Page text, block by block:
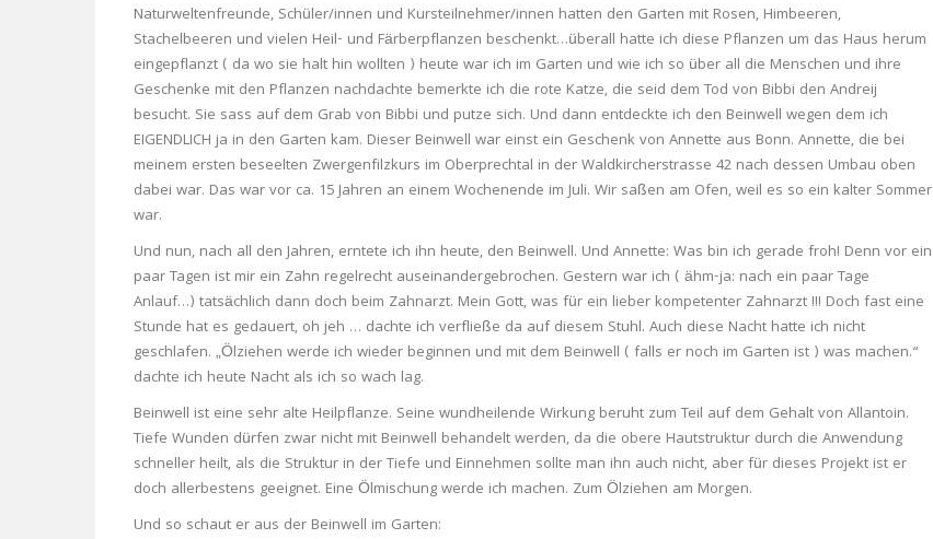
Naturweltenfreunde, Schüler/innen und Kursteilnehmer/innen hatten den Garten mit Rosen, Himbeeren,
Stachelbeeren und vielen Heil- und Färberpflanzen beschenkt…überall hatte ich diese Pflanzen um das Haus herum
eingepflanzt ( da wo sie halt hin wollten ) heute war ich im Garten und wie ich so über all die Menschen und ihre
Geschenke mit den Pflanzen nachdachte bemerkte ich die rote Katze, die seid dem Tod von Bibbi den Andreij
besucht. Sie sass auf dem Grab von Bibbi und putze sich. Und dann entdeckte ich den Beinwell wegen dem ich
EIGENDLICH ja in den Garten kam. Dieser Beinwell war einst ein Geschenk von Annette aus Bonn. Annette, die bei
meinem ersten beseelten Zwergenfilzkurs im Oberprechtal in der Waldkircherstrasse 42 nach dessen Umbau oben
dabei war. Das war vor ca. 15 Jahren an einem Wochenende im Juli. Wir saßen am Ofen, weil es so ein kalter Sommer
war.
Und nun, nach all den Jahren, erntete ich ihn heute, den Beinwell. Und Annette: Was bin ich gerade froh! Denn vor ein
paar Tagen ist mir ein Zahn regelrecht auseinandergebrochen. Gestern war ich ( ähm-ja: nach ein paar Tage
Anlauf…) tatsächlich dann doch beim Zahnarzt. Mein Gott, was für ein lieber kompetenter Zahnarzt !!! Doch fast eine
Stunde hat es gedauert, oh jeh … dachte ich verfließe da auf diesem Stuhl. Auch diese Nacht hatte ich nicht
geschlafen. „Ölziehen werde ich wieder beginnen und mit dem Beinwell ( falls er noch im Garten ist ) was machen.“
dachte ich heute Nacht als ich so wach lag.
Beinwell ist eine sehr alte Heilpflanze. Seine wundheilende Wirkung beruht zum Teil auf dem Gehalt von Allantoin.
Tiefe Wunden dürfen zwar nicht mit Beinwell behandelt werden, da die obere Hautstruktur durch die Anwendung
schneller heilt, als die Struktur in der Tiefe und Einnehmen sollte man ihn auch nicht, aber für dieses Projekt ist er
doch allerbestens geeignet. Eine Ölmischung werde ich machen. Zum Ölziehen am Morgen.
Und so schaut er aus der Beinwell im Garten: